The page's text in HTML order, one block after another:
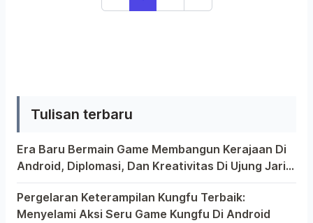
akhir-akhir ini banyak dibicarakan
publik adalah […]
Tulisan terbaru
Era Baru Bermain Game Membangun Kerajaan Di
Android, Diplomasi, Dan Kreativitas Di Ujung Jari
Anda
Bermain game di platform Android telah menjadi bagian
Pergelaran Keterampilan Kungfu Terbaik:
Menyelami Aksi Seru Game Kungfu Di Android